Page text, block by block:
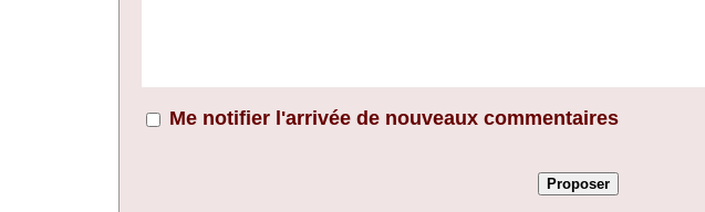
Me notifier l'arrivée de nouveaux commentaires